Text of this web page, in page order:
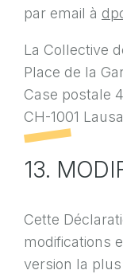
par email à
La Collective
Place de la
Case postale
CH-1001
13.
Cette
modifications
version la